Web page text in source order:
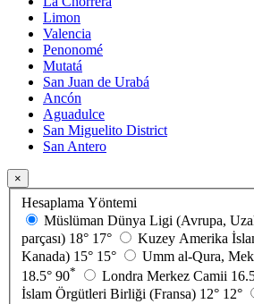
Limon
Valencia
Penonomé
Mutatá
San Juan de Urabá
Ancón
Aguadulce
San Miguelito District
San Antero
×
Hesaplama Yöntemi
Müslüman Dünya Ligi (Avrupa,
parçası) 18° 17°
Kuzey Amerika
Kanada) 15° 15°
Umm al-Qura,
18.5° 90* Londra Merkez Camii
İslam Örgütleri Birliği (Fransa) 12° 12°